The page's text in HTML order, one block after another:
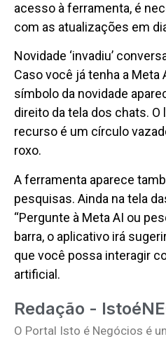
acesso à ferramenta, é
com as atualizações em
Novidade ‘invadiu’
Caso você já tenha a Meta
símbolo da novidade
direito da tela dos chats.
recurso é um círculo
roxo.
A ferramenta aparece
pesquisas. Ainda na tela
“Pergunte à Meta AI ou
barra, o aplicativo irá
que você possa interagir
artificial.
Redação -
O Portal Isto é Negócios é